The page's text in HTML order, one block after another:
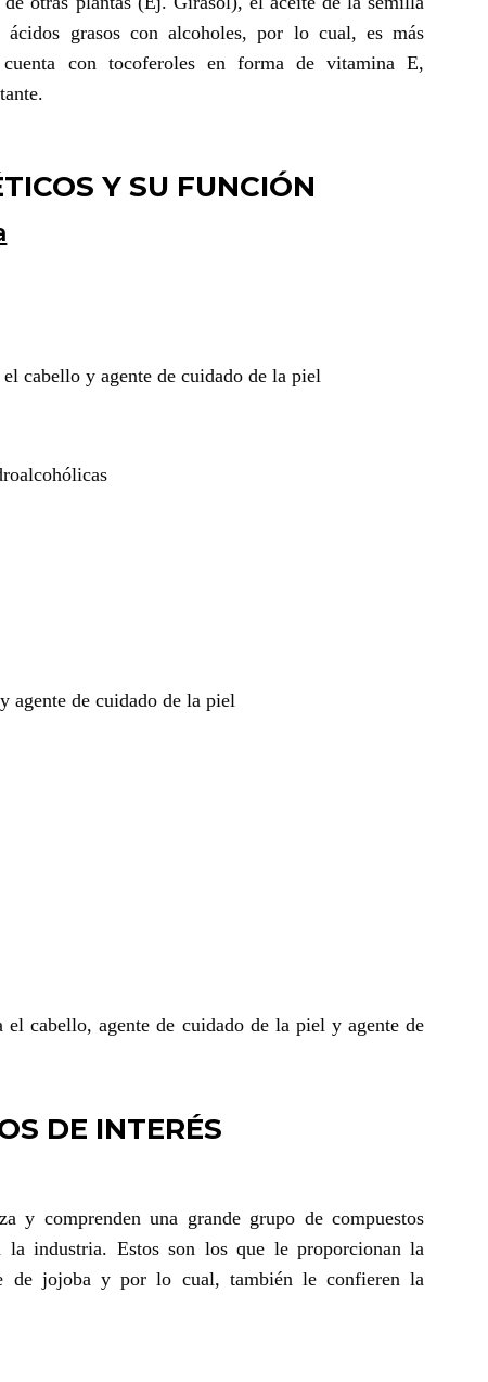
ácidos grasos con alcoholes, por lo cual, es más
con tocoferoles en forma de vitamina E,
Y SU FUNCIÓN
cabello y agente de cuidado de la piel
agente de cuidado de la piel
el cabello, agente de cuidado de la piel y agente de
DE INTERÉS
y comprenden una grande grupo de compuestos
la industria. Estos son los que le proporcionan la
de jojoba y por lo cual, también le confieren la